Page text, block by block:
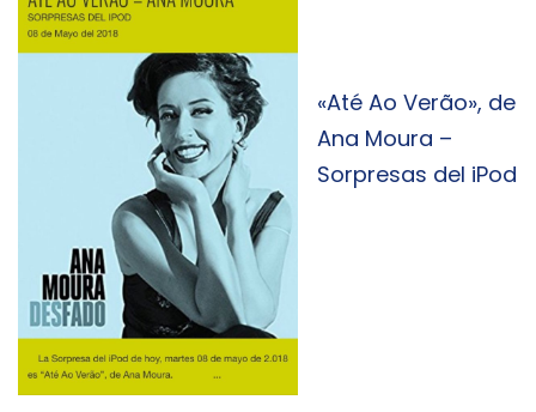
«Até Ao Verão», de
Ana Moura –
Sorpresas del iPod